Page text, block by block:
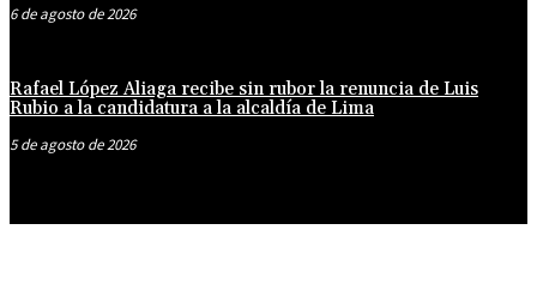
6 de agosto de 2026
Rafael López Aliaga recibe sin rubor la renuncia de Luis
Rubio a la candidatura a la alcaldía de Lima
5 de agosto de 2026